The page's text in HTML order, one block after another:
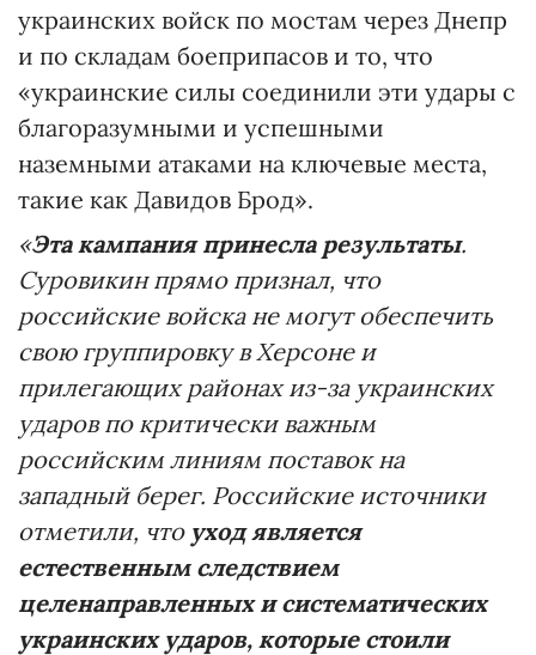
украинских войск по мостам через Днепр
и по складам боеприпасов и то, что
«украинские силы соединили эти удары с
благоразумными и успешными
наземными атаками на ключевые места,
такие как Давидов Брод».
«Эта кампания принесла результаты.
Суровикин прямо признал, что
российские войска не могут обеспечить
свою группировку в Херсоне и
прилегающих районах из-за украинских
ударов по критически важным
российским линиям поставок на
западный берег. Российские источники
отметили, что уход является
естественным следствием
целенаправленных и систематических
украинских ударов, которые стоили